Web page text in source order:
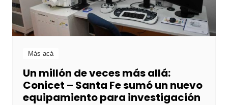
Más acá
Un millón de veces más allá:
Conicet – Santa Fe sumó un nuevo
equipamiento para investigación